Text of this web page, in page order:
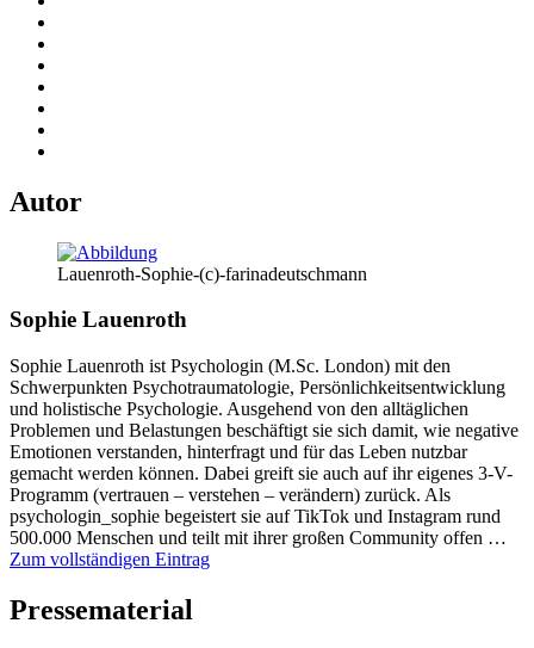
Autor
Lauenroth-Sophie-(c)-farinadeutschmann
Sophie Lauenroth
Sophie Lauenroth ist Psychologin (M.Sc. London) mit den
Schwerpunkten Psychotraumatologie, Persönlichkeitsentwicklung
und holistische Psychologie. Ausgehend von den alltäglichen
Problemen und Belastungen beschäftigt sie sich damit, wie negative
Emotionen verstanden, hinterfragt und für das Leben nutzbar
gemacht werden können. Dabei greift sie auch auf ihr eigenes 3-V-
Programm (vertrauen – verstehen – verändern) zurück. Als
psychologin_sophie begeistert sie auf TikTok und Instagram rund
500.000 Menschen und teilt mit ihrer großen Community offen …
Zum vollständigen Eintrag
Pressematerial